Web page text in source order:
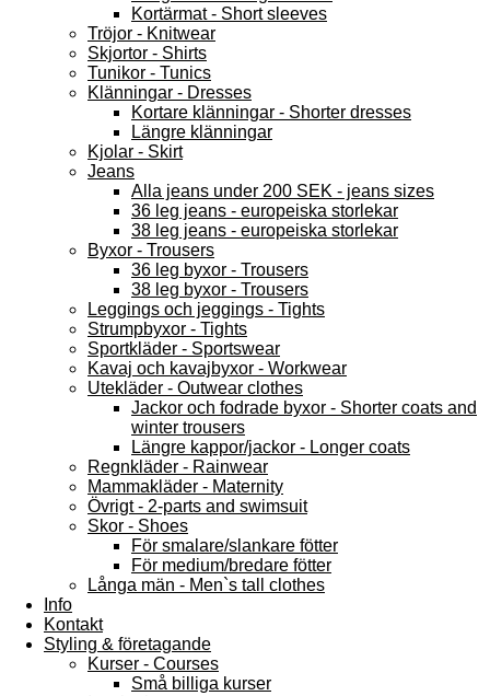
Kortärmat - Short sleeves
Tröjor - Knitwear
Skjortor - Shirts
Tunikor - Tunics
Klänningar - Dresses
Kortare klänningar - Shorter dresses
Längre klänningar
Kjolar - Skirt
Jeans
Alla jeans under 200 SEK - jeans sizes
36 leg jeans - europeiska storlekar
38 leg jeans - europeiska storlekar
Byxor - Trousers
36 leg byxor - Trousers
38 leg byxor - Trousers
Leggings och jeggings - Tights
Strumpbyxor - Tights
Sportkläder - Sportswear
Kavaj och kavajbyxor - Workwear
Utekläder - Outwear clothes
Jackor och fodrade byxor - Shorter coats and
winter trousers
Längre kappor/jackor - Longer coats
Regnkläder - Rainwear
Mammakläder - Maternity
Övrigt - 2-parts and swimsuit
Skor - Shoes
För smalare/slankare fötter
För medium/bredare fötter
Långa män - Men`s tall clothes
Info
Kontakt
Styling & företagande
Kurser - Courses
Små billiga kurser